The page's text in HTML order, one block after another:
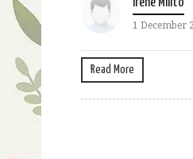
Irene Milito
1 December
Read More